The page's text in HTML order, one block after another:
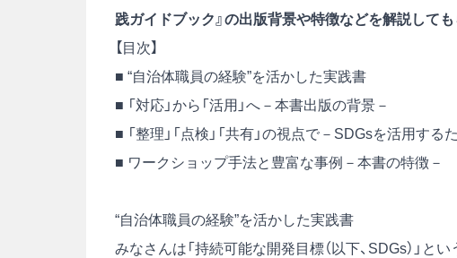
践ガイドブック』の出版背景や特徴などを解説しても
【目次】
■ “自治体職員の経験”を活かした実践書
■ 「対応」から「活用」へ－本書出版の背景－
■ 「整理」「点検」「共有」の視点で－SDGsを活用する
■ ワークショップ手法と豊富な事例－本書の特徴－
“自治体職員の経験”を活かした実践書
みなさんは「持続可能な開発目標（以下、SDGs）」と